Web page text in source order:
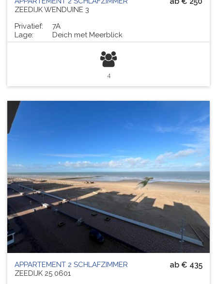
ZEEDIJK WENDUINE 3
Privatief:
7A
Lage:
Deich met Meerblick
4
ab € 435
APPARTEMENT 2 SCHLAFZIMMER
ZEEDIJK 25 0601